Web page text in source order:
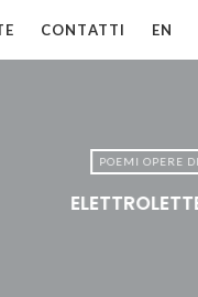
CONTATTI EN
POEMI OPERE